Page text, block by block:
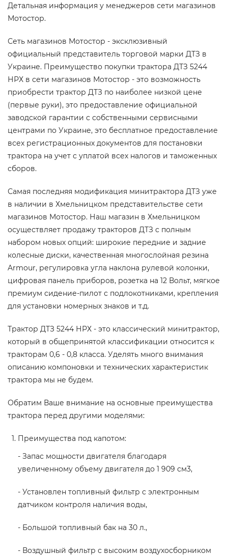
Детальная информация у менеджеров сети магазинов
Мотостор.
Сеть магазинов Мотостор - эксклюзивный
официальный представитель торговой марки ДТЗ в
Украине. Преимущество покупки трактора ДТЗ 5244
НРХ в сети магазинов Мотостор - это возможность
приобрести трактор ДТЗ по наиболее низкой цене
(первые руки), это предоставление официальной
заводской гарантии с собственными сервисными
центрами по Украине, это бесплатное предоставление
всех регистрационных документов для постановки
трактора на учет с уплатой всех налогов и таможенных
сборов.
Самая последняя модификация минитрактора ДТЗ уже
в наличии в Хмельницком представительстве сети
магазинов Мотостор. Наш магазин в Хмельницком
осуществляет продажу тракторов ДТЗ с полным
набором новых опций: широкие передние и задние
колесные диски, качественная многослойная резина
Armour, регулировка угла наклона рулевой колонки,
цифровая панель приборов, розетка на 12 Вольт, мягкое
премиум сидение-пилот с подлокотниками, крепления
для установки номерных знаков и т.д.
Трактор ДТЗ 5244 НРХ - это классический минитрактор,
который в общепринятой классификации относится к
тракторам 0,6 - 0,8 класса. Уделять много внимания
описанию компоновки и технических характеристик
трактора мы не будем.
Обратим Ваше внимание на основные преимущества
трактора перед другими моделями:
Преимущества под капотом:
- Запас мощности двигателя благодаря
увеличенному объему двигателя до 1 909 см3,
- Установлен топливный фильтр с электронным
датчиком контроля наличия воды,
- Большой топливный бак на 30 л.,
- Воздушный фильтр с высоким воздухосборником